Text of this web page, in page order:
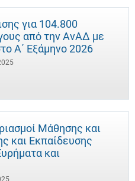
για 104.800
από την ΑνΑΔ με
Α΄ Εξάμηνο 2026
Μάθησης και
και Εκπαίδευσης
και